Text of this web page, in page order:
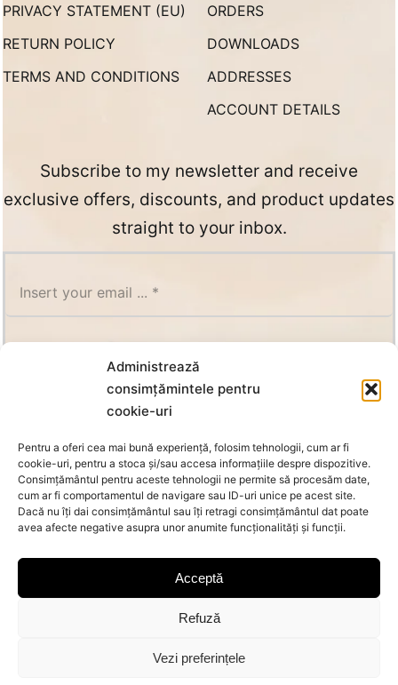
Administrează
consimțămintele pentru
cookie-uri
Pentru a oferi cea mai bună experiență, folosim tehnologii, cum ar fi
cookie-uri, pentru a stoca și/sau accesa informațiile despre dispozitive.
Consimțământul pentru aceste tehnologii ne permite să procesăm date,
cum ar fi comportamentul de navigare sau ID-uri unice pe acest site.
Dacă nu îți dai consimțământul sau îți retragi consimțământul dat poate
avea afecte negative asupra unor anumite funcționalități și funcții.
Acceptă
Refuză
Vezi preferințele
PRIVACY STATEMENT (EU)
RETURN POLICY
TERMS AND CONDITIONS
ORDERS
DOWNLOADS
ADDRESSES
ACCOUNT DETAILS
Subscribe to my newsletter and receive
exclusive offers, discounts, and product updates
straight to your inbox.
SUBSCRIBE